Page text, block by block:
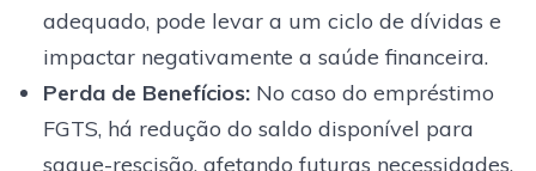
adequado, pode levar a um ciclo de dívidas e
impactar negativamente a saúde financeira.
Perda de Benefícios:No caso do empréstimo
FGTS, há redução do saldo disponível para
saque-rescisão, afetando futuras necessidades.